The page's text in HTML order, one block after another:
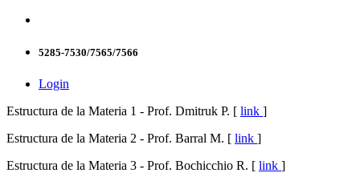
5285-7530/7565/7566
Login
Estructura de la Materia 1 - Prof. Dmitruk P. [ link ]
Estructura de la Materia 2 - Prof. Barral M. [ link ]
Estructura de la Materia 3 - Prof. Bochicchio R. [ link ]